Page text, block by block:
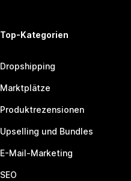
Top-Kategorien
Dropshipping
Marktplätze
Produktrezensionen
Upselling und Bundles
E-Mail-Marketing
SEO